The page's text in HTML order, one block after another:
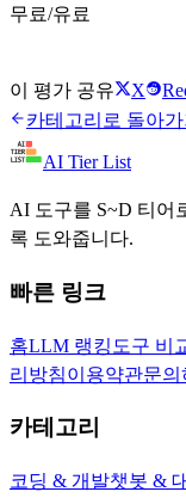
무료/유료
이 평가 공유 X
카테고리로 돌아가
AI Tier List
AI 도구를 S~D 티어
록 도와줍니다.
빠른 링크
홈LLM 랭킹 도구 비
리방침이용약관문의
카테고리
코딩 & 개발챗봇 &